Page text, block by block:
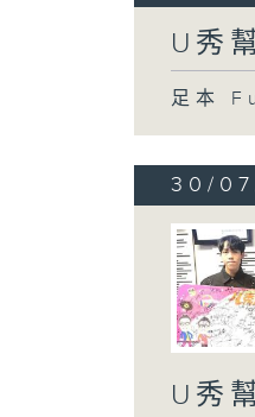
U秀
足本
30/
U秀